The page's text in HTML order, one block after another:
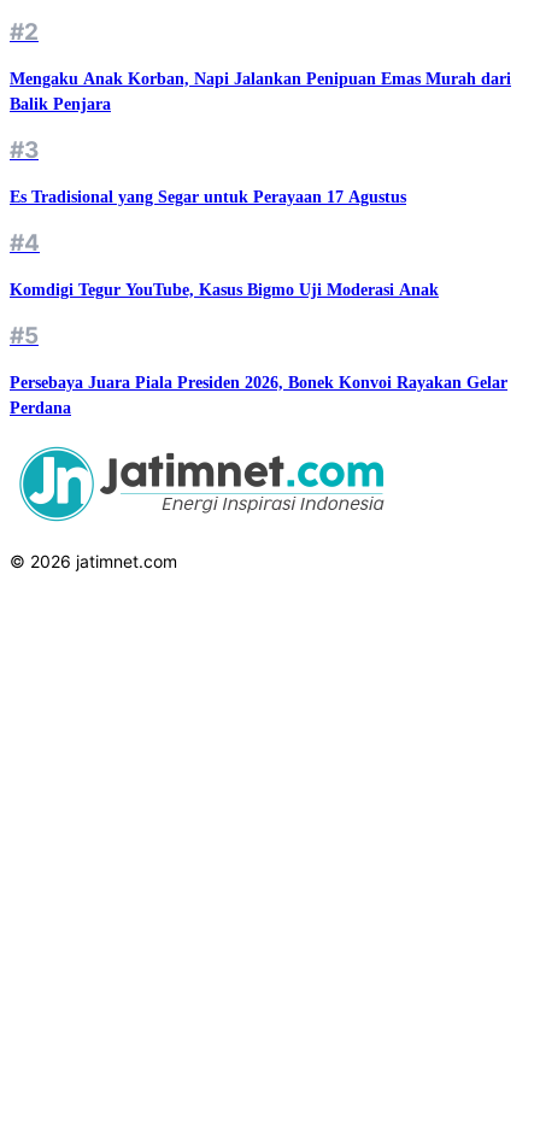
#2
Mengaku Anak Korban, Napi Jalankan Penipuan Emas Murah dari
Balik Penjara
#3
Es Tradisional yang Segar untuk Perayaan 17 Agustus
#4
Komdigi Tegur YouTube, Kasus Bigmo Uji Moderasi Anak
#5
Persebaya Juara Piala Presiden 2026, Bonek Konvoi Rayakan Gelar
Perdana
© 2026 jatimnet.com